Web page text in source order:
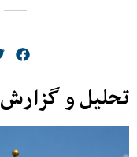
تحلیل و گزارش